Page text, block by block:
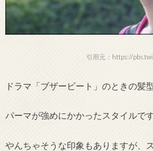
引用元：https://
ドラマ「ブザービート」のときの髪
パーマが強めにかかったスタイルで
やんちゃそうな印象もありますが、